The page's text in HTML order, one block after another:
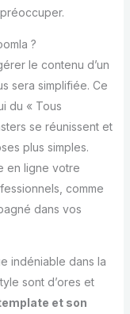
?
le contenu d’un
sera simplifiée. Ce
du « Tous
se réunissent et
plus simples.
en ligne votre
comme
dans vos
indéniable dans la
sont d’ores et
et son